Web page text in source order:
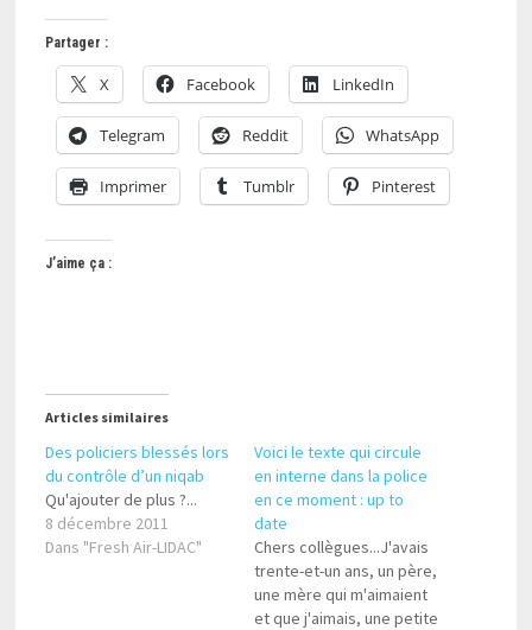
Partager :
X Facebook LinkedIn
Telegram Reddit WhatsApp
Imprimer Tumblr Pinterest
J’aime ça :
Articles similaires
Des policiers blessés lors
du contrôle d’un niqab
Qu'ajouter de plus ?...
8 décembre 2011
Dans "Fresh Air-LIDAC"
Voici le texte qui circule
en interne dans la police
en ce moment : up to
date
Chers collègues...J'avais
trente-et-un ans, un père,
une mère qui m'aimaient
et que j'aimais, une petite